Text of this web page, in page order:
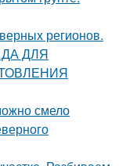
регионов.
ДЛЯ
смело